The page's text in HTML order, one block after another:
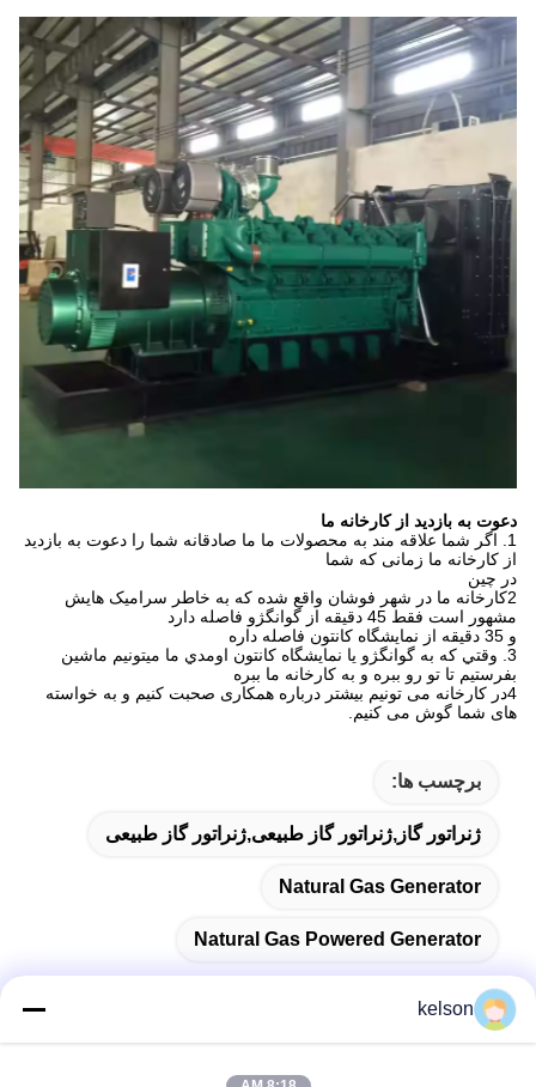
دعوت به بازدید از کارخانه ما
1. اگر شما علاقه مند به محصولات ما ما صادقانه شما را دعوت به بازدید
از کارخانه ما زمانی که شما
در چین
2کارخانه ما در شهر فوشان واقع شده که به خاطر سرامیک هایش
مشهور است فقط 45 دقیقه از گوانگژو فاصله دارد
و 35 دقيقه از نمایشگاه کانتون فاصله داره
3. وقتي که به گوانگژو يا نمایشگاه کانتون اومدي ما ميتونيم ماشين
بفرستيم تا تو رو ببره و به کارخانه ما ببره
4در کارخانه می تونیم بیشتر درباره همکاری صحبت کنیم و به خواسته
های شما گوش می کنیم.
برچسب ها:
ژنراتور گاز,ژنراتور گاز طبیعی,ژنراتور گاز طبیعی
Natural Gas Generator
Natural Gas Powered Generator
kelson